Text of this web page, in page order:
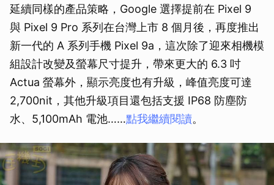
延續同樣的產品策略，Google 選擇提前在 Pixel 9
與 Pixel 9 Pro 系列在台灣上市 8 個月後，再度推出
新一代的 A 系列手機 Pixel 9a，這次除了迎來相機模
組設計改變及螢幕尺寸提升，帶來更大的 6.3 吋
Actua 螢幕外，顯示亮度也有升級，峰值亮度可達
2,700nit，其他升級項目還包括支援 IP68 防塵防
水、5,100mAh 電池……點我繼續閱讀。